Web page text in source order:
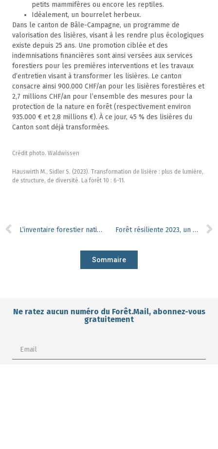
petits mammifères ou encore les reptiles.
Idéalement, un bourrelet herbeux.
Dans le canton de Bâle-Campagne, un programme de
valorisation des lisières, visant à les rendre plus écologiques
existe depuis 25 ans. Une promotion ciblée et des
indemnisations financières sont ainsi versées aux services
forestiers pour les premières interventions et les travaux
d’entretien visant à transformer les lisières. Le canton
consacre ainsi 900.000 CHF/an pour les lisières forestières et
2,7 millions CHF/an pour l’ensemble des mesures pour la
protection de la nature en forêt (respectivement environ
935.000 € et 2,8 millions €). À ce jour, 45 % des lisières du
Canton sont déjà transformées.
Crédit photo. Waldwissen
Hauswirth M., Sidler S. (2023). Transformation de lisière : plus de lumière,
de structure, de diversité. La forêt 10 : 6-11.
L’inventaire forestier national français tire la sonnette d’alarme Forêt résiliente 2023, un succès record qui fera quelques déçus
Sommaire
Ne ratez aucun numéro du Forêt.Mail, abonnez-vous
gratuitement